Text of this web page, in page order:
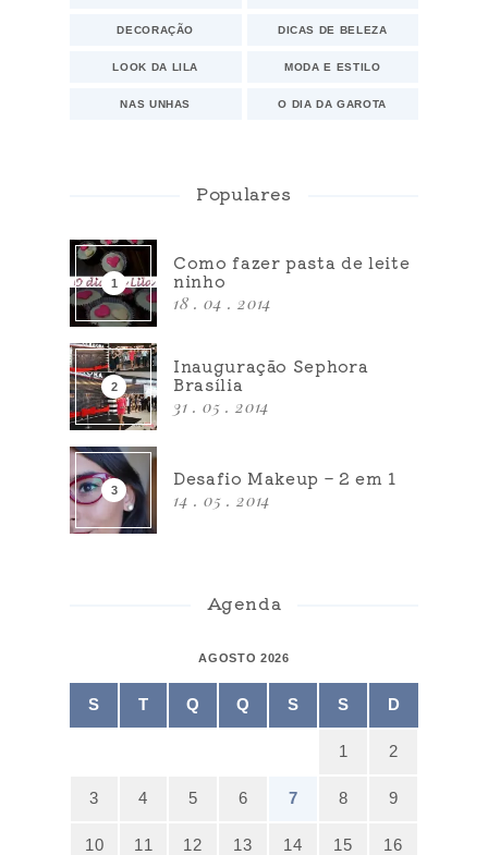
DECORAÇÃO DICAS DE BELEZA
LOOK DA LILA MODA E ESTILO
NAS UNHAS O DIA DA GAROTA
Populares
Como fazer pasta de leite
ninho
18 . 04 . 2014
Inauguração Sephora
Brasília
31 . 05 . 2014
Desafio Makeup – 2 em 1
14 . 05 . 2014
Agenda
AGOSTO 2026
S T Q Q S S D
1 2
3 4 5 6 7 8 9
10 11 12 13 14 15 16